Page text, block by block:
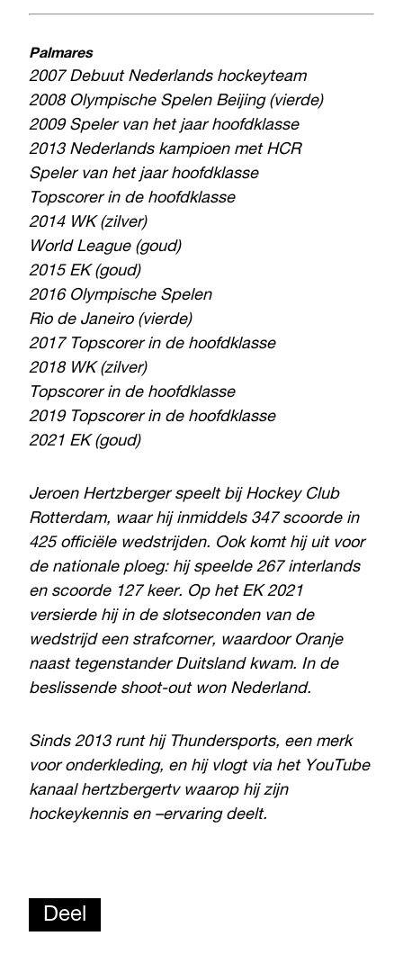
Palmares
2007 Debuut Nederlands hockeyteam
2008 Olympische Spelen Beijing (vierde)
2009 Speler van het jaar hoofdklasse
2013 Nederlands kampioen met HCR
Speler van het jaar hoofdklasse
Topscorer in de hoofdklasse
2014 WK (zilver)
World League (goud)
2015 EK (goud)
2016 Olympische Spelen
Rio de Janeiro (vierde)
2017 Topscorer in de hoofdklasse
2018 WK (zilver)
Topscorer in de hoofdklasse
2019 Topscorer in de hoofdklasse
2021 EK (goud)
Jeroen Hertzberger speelt bij Hockey Club
Rotterdam, waar hij inmiddels 347 scoorde in
425 officiële wedstrijden. Ook komt hij uit voor
de nationale ploeg: hij speelde 267 interlands
en scoorde 127 keer. Op het EK 2021
versierde hij in de slotseconden van de
wedstrijd een strafcorner, waardoor Oranje
naast tegenstander Duitsland kwam. In de
beslissende shoot-out won Nederland.
Sinds 2013 runt hij Thundersports, een merk
voor onderkleding, en hij vlogt via het YouTube
kanaal hertzbergertv waarop hij zijn
hockeykennis en –ervaring deelt.
Deel